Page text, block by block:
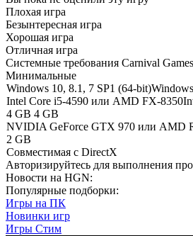
Плохая игра
Безынтересная игра
Хорошая игра
Отличная игра
Системные требования Carnival
Минимальные
Windows 10, 8.1, 7 SP1 (64-bit)
Intel Core i5-4590 или AMD FX-8350
4 GB 4 GB
NVIDIA GeForce GTX 970 или AMD
2 GB
Совместимая с DirectX
Авторизируйтесь для выполнения
Новости на HGN:
Популярные подборки:
Игры на ПК
Новинки игр
Игры Стим